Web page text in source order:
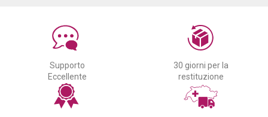
Supporto
Eccellente
30 giorni per la
restituzione